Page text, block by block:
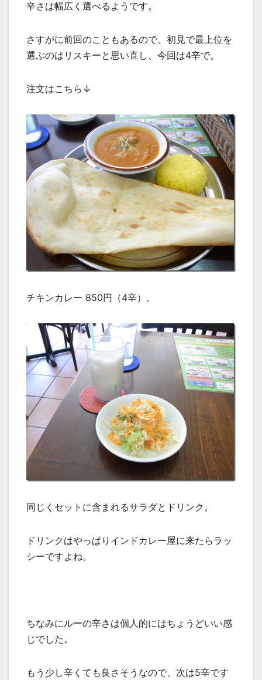
辛さは幅広く選べるようです。
さすがに前回のこともあるので、初見で最上位を
選ぶのはリスキーと思い直し、今回は4辛で。
注文はこちら↓
チキンカレー 850円（4辛）。
同じくセットに含まれるサラダとドリンク。
ドリンクはやっぱりインドカレー屋に来たらラッ
シーですよね。
ちなみにルーの辛さは個人的にはちょうどいい感
じでした。
もう少し辛くても良さそうなので、次は5辛です